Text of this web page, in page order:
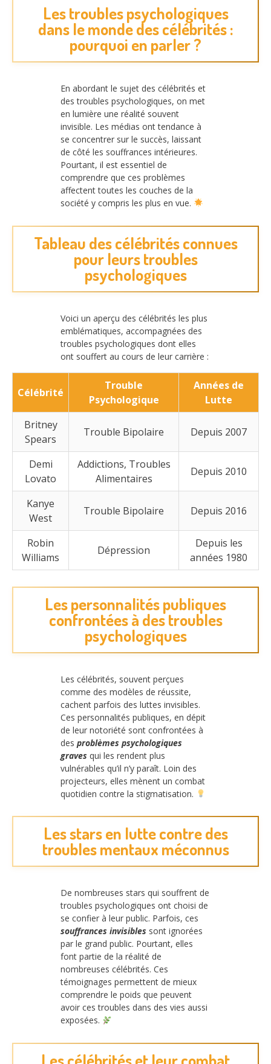
Les troubles psychologiques
dans le monde des célébrités :
pourquoi en parler ?
En abordant le sujet des célébrités et
des troubles psychologiques, on met
en lumière une réalité souvent
invisible. Les médias ont tendance à
se concentrer sur le succès, laissant
de côté les souffrances intérieures.
Pourtant, il est essentiel de
comprendre que ces problèmes
affectent toutes les couches de la
société y compris les plus en vue.
Tableau des célébrités connues
pour leurs troubles
psychologiques
Voici un aperçu des célébrités les plus
emblématiques, accompagnées des
troubles psychologiques dont elles
ont souffert au cours de leur carrière :
Célébrité
Trouble
Psychologique
Années de
Lutte
Britney
Spears
Trouble Bipolaire Depuis 2007
Demi
Lovato
Addictions, Troubles
Alimentaires
Depuis 2010
Kanye
West
Trouble Bipolaire Depuis 2016
Robin
Williams
Dépression
Depuis les
années 1980
Les personnalités publiques
confrontées à des troubles
psychologiques
Les célébrités, souvent perçues
comme des modèles de réussite,
cachent parfois des luttes invisibles.
Ces personnalités publiques, en dépit
de leur notoriété sont confrontées à
des problèmes psychologiques
graves qui les rendent plus
vulnérables qu’il n’y paraît. Loin des
projecteurs, elles mènent un combat
quotidien contre la stigmatisation.
Les stars en lutte contre des
troubles mentaux méconnus
De nombreuses stars qui souffrent de
troubles psychologiques ont choisi de
se confier à leur public. Parfois, ces
souffrances invisibles sont ignorées
par le grand public. Pourtant, elles
font partie de la réalité de
nombreuses célébrités. Ces
témoignages permettent de mieux
comprendre le poids que peuvent
avoir ces troubles dans des vies aussi
exposées.